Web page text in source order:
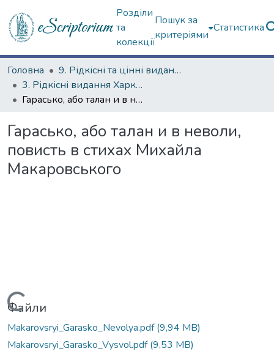
Розділи
та
колекції
Пошук за
критеріями
Статистика
Головна
9. Рідкісні та цінні видання
3. Рідкісні видання Харкова ХІХ ст.
Гарасько, або талан и в неволи, повисть в стихах Михайла Макаровського
Гарасько, або талан и в неволи,
повисть в стихах Михайла
Макаровського
Вантажиться...
Файли
Makarovsryi_Garasko_Nevolya.pdf(9,94 MB)
Makarovsryi_Garasko_Vysvol.pdf(9,53 MB)